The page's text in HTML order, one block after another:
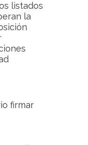
listados
la
firmar